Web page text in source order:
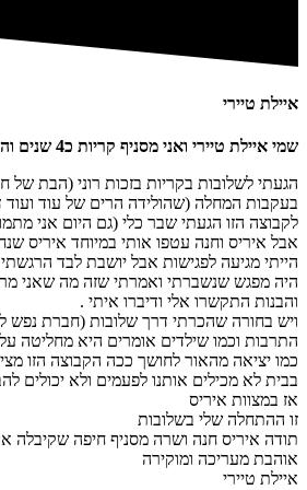
איילת טיירי
שמי איילת טיירי ואני מסניף קריות כ4 שנים והצטרפתי גם לחיפה (כבר כמה חודשים).
הגעתי לשלובות בקריות בזכות רוני (הבת
בעקבות המחלה (שהולידה הרים של עוד ועוד
לקבוצה הזו הגעתי שבר כלי (גם היום אני מתמודדת עם בעיות
אבל איריס וחנה עטפו אותי במיוחד איריס
הייתי מגיעה לפגישות אבל יושבת לבד
היה מפגש שנשברתי ואמרתי שזה מה שאני
והבנות התקשרו אלי ודיברו איתי .
ויש בחורה שהכרתי דרך שלובות (חברת נפש
התרבות וכמו שילדים אומרים היא מחליטה
כמו יציאה מהאור לחושך ככה הקבוצה הזו
בבית לא מכילים אותנו לפעמים ולא יכולים
אז במצוות איריס
זו ההתחלה שלי בשלובות
תודה איריס חנה ושרה מסניף חיפה שקיבלה
אוהבת מעריכה ומוקירה
איילת טיירי